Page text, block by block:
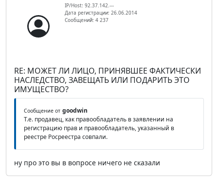
IP/Host: 92.37.142.---
Дата регистрации: 26.06.2014
Сообщений: 4 237
RE: МОЖЕТ ЛИ ЛИЦО, ПРИНЯВШЕЕ ФАКТИЧЕСКИ
НАСЛЕДСТВО, ЗАВЕЩАТЬ ИЛИ ПОДАРИТЬ ЭТО
ИМУЩЕСТВО?
Сообщение от goodwin
Т.е. продавец, как правообладатель в заявлении на
регистрацию прав и правообладатель, указанный в
реестре Росреестра совпали.
ну про это вы в вопросе ничего не сказали